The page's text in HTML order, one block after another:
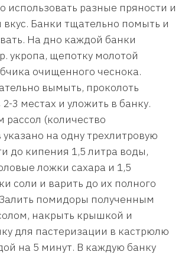
использовать разные пряности и
вкус. Банки тщательно помыть и
На дно каждой банки
укропа, щепотку молотой
очищенного чеснока.
вымыть, проколоть
3 местах и уложить в банку.
рассол (количество
на одну трехлитровую
до кипения 1,5 литра воды,
ложки сахара и 1,5
соли и варить до их полного
помидоры полученным
накрыть крышкой и
для пастеризации в кастрюлю
на 5 минут. В каждую банку